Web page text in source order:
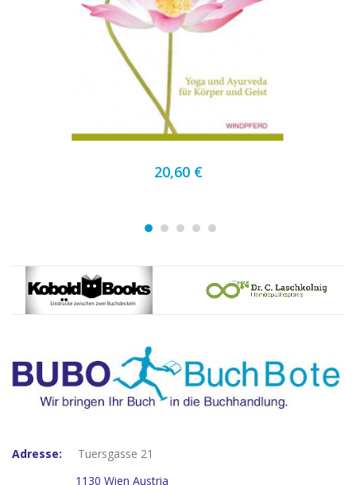
20,60 €
Adresse:
Tuersgasse 21
1130 Wien Austria